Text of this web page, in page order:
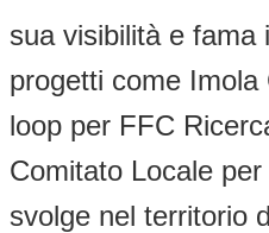
sua visibilità e fama
progetti come
loop per FFC
Comitato Locale
svolge nel territorio